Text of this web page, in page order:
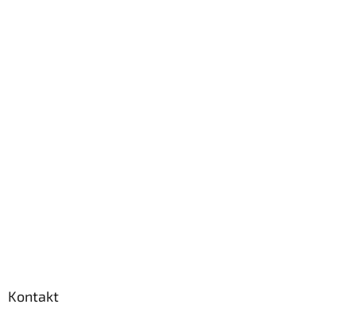
Kontakt